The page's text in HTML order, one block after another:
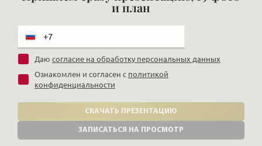
и план
Даю согласие на обработку персональных данных
Ознакомлен и согласен с политикой
конфиденциальности
СКАЧАТЬ ПРЕЗЕНТАЦИЮ
ЗАПИСАТЬСЯ НА ПРОСМОТР